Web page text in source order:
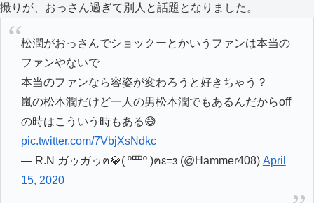
撮りが、おっさん過ぎて別人と話題となりました。
松潤がおっさんでショックーとかいうファンは本当の
ファンやないで
本当のファンなら容姿が変わろうと好きちゃう？
嵐の松本潤だけど一人の男松本潤でもあるんだからoff
の時はこういう時もある😅
pic.twitter.com/7VbjXsNdkc
— R.N ガゥガゥฅ💎( º罒º )ฅε=з (@Hammer408) April
15, 2020